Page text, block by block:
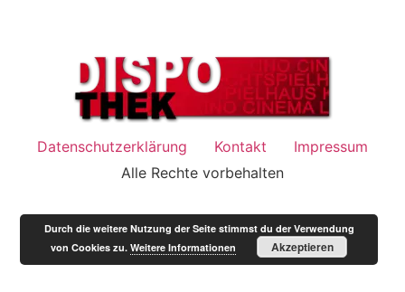
Datenschutzerklärung Kontakt
Impressum
Alle Rechte vorbehalten
Durch die weitere Nutzung der Seite stimmst du der Verwendung
von Cookies zu.Weitere Informationen Akzeptieren